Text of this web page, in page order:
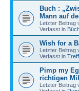
Buch :
Mann auf
Letzter Beitrag
Verfasst in
Wish for a
Letzter Beitrag
Verfasst in
Pimp my
richtigen
Letzter Beitrag